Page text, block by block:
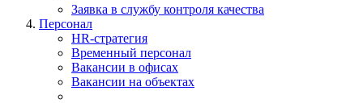
Заявка в службу контроля качества
Персонал
HR-стратегия
Временный персонал
Вакансии в офисах
Вакансии на объектах